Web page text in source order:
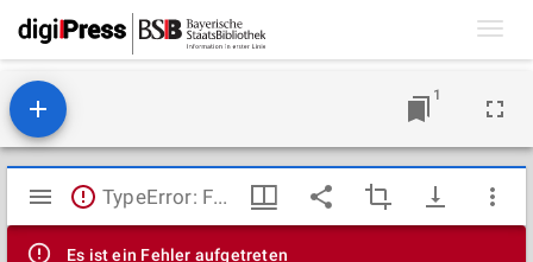
1
Mirador
Viewer
TypeError: Failed to fetch
Es ist ein Fehler aufgetreten